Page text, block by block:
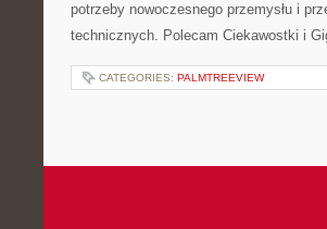
potrzeby nowoczesnego przemysłu i
technicznych. Polecam Ciekawostki i
CATEGORIES: PALMTREEVIEW